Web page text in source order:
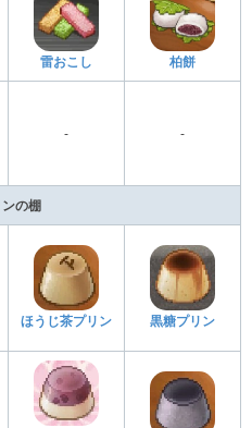
雷おこし 柏餅
- -
ンの棚
ほうじ茶プリン 黒糖プリン